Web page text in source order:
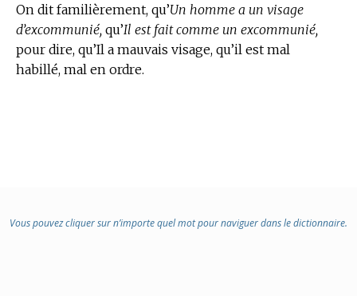
On dit familièrement, qu’Un homme a un visage
d’excommunié, qu’Il est fait comme un excommunié,
pour dire, qu’Il a mauvais visage, qu’il est mal
habillé, mal en ordre.
Vous pouvez cliquer sur n’importe quel mot pour naviguer dans le dictionnaire.